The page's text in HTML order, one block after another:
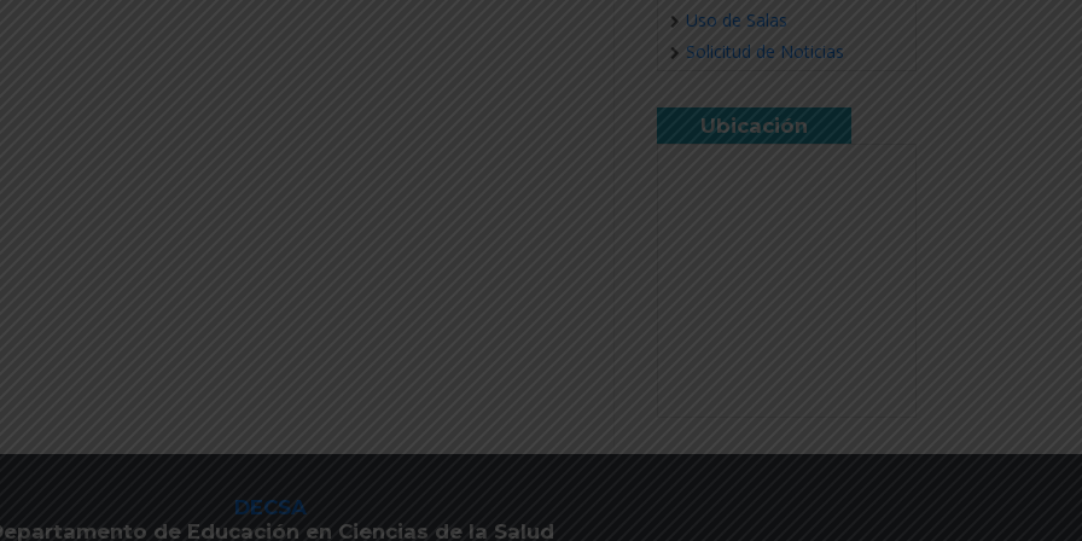
Uso de Salas
Solicitud de Noticias
Ubicación
DECSA
de Educación en Ciencias de la Salud